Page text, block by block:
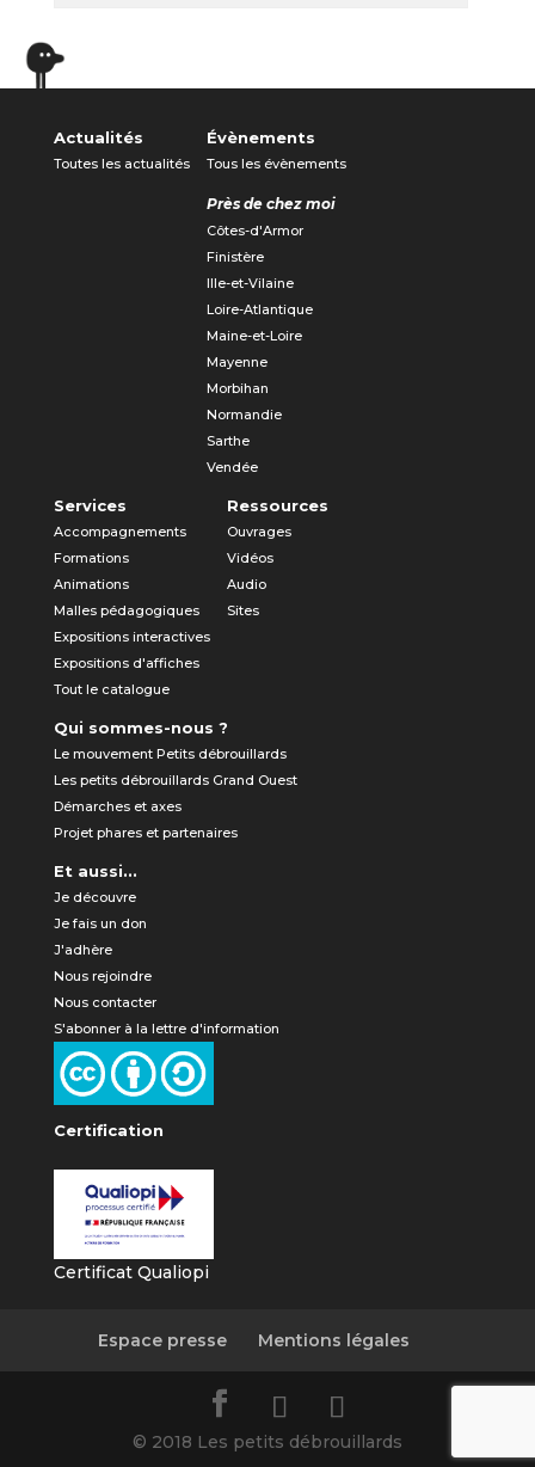
Actualités
Toutes les actualités
Évènements
Tous les évènements
Près de chez moi
Côtes-d'Armor
Finistère
Ille-et-Vilaine
Loire-Atlantique
Maine-et-Loire
Mayenne
Morbihan
Normandie
Sarthe
Vendée
Services
Accompagnements
Formations
Animations
Malles pédagogiques
Expositions interactives
Expositions d'affiches
Tout le catalogue
Ressources
Ouvrages
Vidéos
Audio
Sites
Qui sommes-nous ?
Le mouvement Petits débrouillards
Les petits débrouillards Grand Ouest
Démarches et axes
Projet phares et partenaires
Et aussi...
Je découvre
Je fais un don
J'adhère
Nous rejoindre
Nous contacter
S'abonner à la lettre d'information
Certification
Certificat Qualiopi
Espace presse Mentions légales
© 2018 Les petits débrouillards